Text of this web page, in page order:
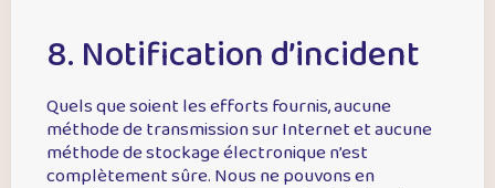
8. Notification d’incident
Quels que soient les efforts fournis, aucune
méthode de transmission sur Internet et aucune
méthode de stockage électronique n’est
complètement sûre. Nous ne pouvons en